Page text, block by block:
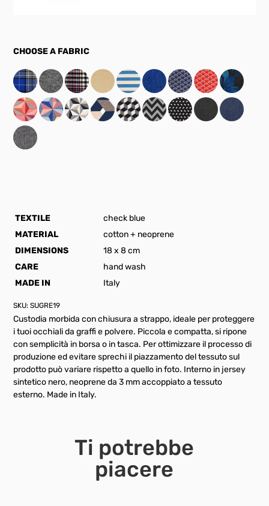
TEXTILE
check blue
MATERIAL
cotton + neoprene
DIMENSIONS
18 x 8 cm
CARE
hand wash
MADE IN
Italy
SKU:SUGRE19
Custodia morbida con chiusura a strappo, ideale per proteggere
i tuoi occhiali da graffi e polvere. Piccola e compatta, si ripone
con semplicità in borsa o in tasca. Per ottimizzare il processo di
produzione ed evitare sprechi il piazzamento del tessuto sul
prodotto può variare rispetto a quello in foto. Interno in jersey
sintetico nero, neoprene da 3 mm accoppiato a tessuto
esterno. Made in Italy.
Ti potrebbe
piacere